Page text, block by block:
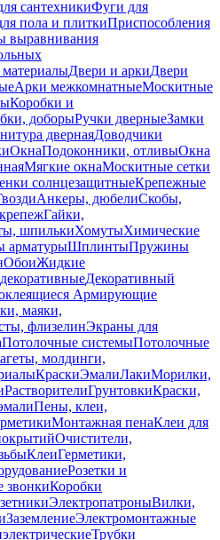
сантехникиФуги для
пола и плиткиПриспособления
выравнивания
Двери и аркиДвери
Арки межкомнатныеМоскитные
Коробки и
доборыРучки дверныеЗамки
двернаяДоводчики
ОкнаПодоконники, отливыОкна
Мягкие окнаМоскитные сетки
солнцезащитныеКрепежные
Анкеры, дюбелиСкобы,
Гайки,
шпилькиХомутыХимические
арматурыШплинтыПружины
ОбоиЖидкие
Декоративный
Армирующие
маяки,
флизелинЭкраны для
Потолочные системыПотолочные
молдинги,
КраскиЭмалиЛакиМорилки,
РастворителиГрунтовкиКраски,
Пены, клеи,
Монтажная пенаКлеи для
Очистители,
КлеиГерметики,
Розетки и
звонкиКоробки
ЭлектропатроныВилки,
ЗаземлениеЭлектромонтажные
Трубки